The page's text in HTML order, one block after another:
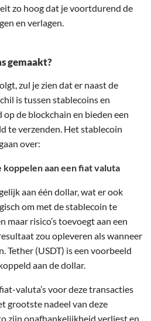
zo hoog dat je voortdurend de
en verlagen.
gemaakt?
zul je zien dat er naast de
is tussen stablecoins en
op de blockchain en bieden een
te verzenden. Het stablecoin
over:
aan een fiat valuta
aan één dollar, wat er ook
om met de stablecoin te
maar risico’s toevoegt aan een
zou opleveren als wanneer
Tether (USDT) is een voorbeeld
aan de dollar.
valuta’s voor deze transacties
grootste nadeel van deze
zijn onafhankelijkheid verliest en